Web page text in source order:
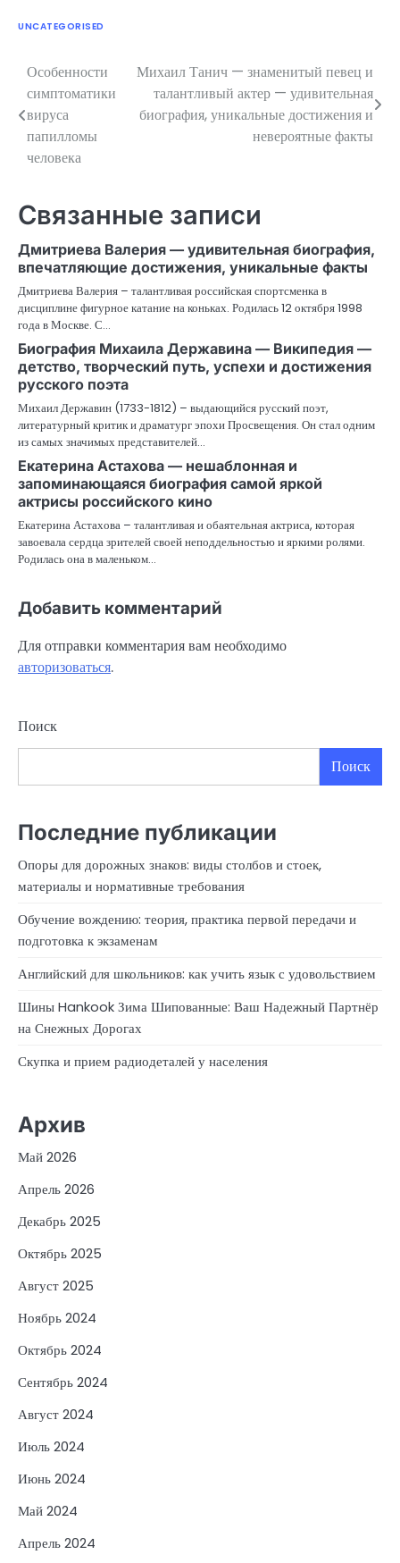
UNCATEGORISED
Навигация
по
записям
Особенности
симптоматики
вируса
папилломы
человека
Михаил Танич — знаменитый певец и
талантливый актер — удивительная
биография, уникальные достижения и
невероятные факты
Связанные записи
Дмитриева Валерия — удивительная биография,
впечатляющие достижения, уникальные факты
Дмитриева Валерия – талантливая российская спортсменка в
дисциплине фигурное катание на коньках. Родилась 12 октября 1998
года в Москве. С…
Биография Михаила Державина — Википедия —
детство, творческий путь, успехи и достижения
русского поэта
Михаил Державин (1733-1812) – выдающийся русский поэт,
литературный критик и драматург эпохи Просвещения. Он стал одним
из самых значимых представителей…
Екатерина Астахова — нешаблонная и
запоминающаяся биография самой яркой
актрисы российского кино
Екатерина Астахова – талантливая и обаятельная актриса, которая
завоевала сердца зрителей своей неподдельностью и яркими ролями.
Родилась она в маленьком…
Добавить комментарий
Для отправки комментария вам необходимо
авторизоваться.
Поиск
Поиск
Последние публикации
Опоры для дорожных знаков: виды столбов и стоек,
материалы и нормативные требования
Обучение вождению: теория, практика первой передачи и
подготовка к экзаменам
Английский для школьников: как учить язык с удовольствием
Шины Hankook Зима Шипованные: Ваш Надежный Партнёр
на Снежных Дорогах
Скупка и прием радиодеталей у населения
Архив
Май 2026
Апрель 2026
Декабрь 2025
Октябрь 2025
Август 2025
Ноябрь 2024
Октябрь 2024
Сентябрь 2024
Август 2024
Июль 2024
Июнь 2024
Май 2024
Апрель 2024